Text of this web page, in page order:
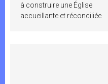
à construire une Église
accueillante et réconciliée